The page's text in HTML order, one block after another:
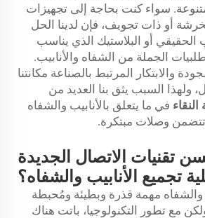
سواء كنت بحاجة إلى تجهيزات
أو ذات تجويف، فإن لدينا الحل
أو البلاستيك الذي يناسب
الجملة من الشفاه والأنابيب.
والابتكار المرتبط بالصناعة مكانتنا
ولهذا السبب يثق بنا العديد من
في ما يتعلق بالأنابيب والشفاه
تتضمن وصلات مبتكرة.
تقنيات الاتصال الجديدة
تجميع الأنابيب والشفاه؟
مهمة قذرة وبطيئة ومُحبطة
مع تطور التكنولوجيا، باتت هناك